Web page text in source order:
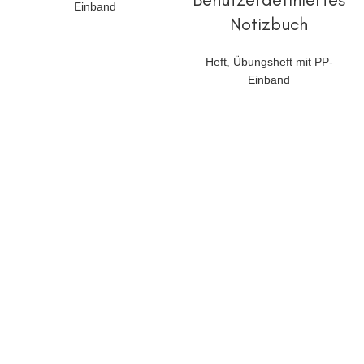
Einband
Notizbuch
Heft, Übungsheft mit PP-
Einband